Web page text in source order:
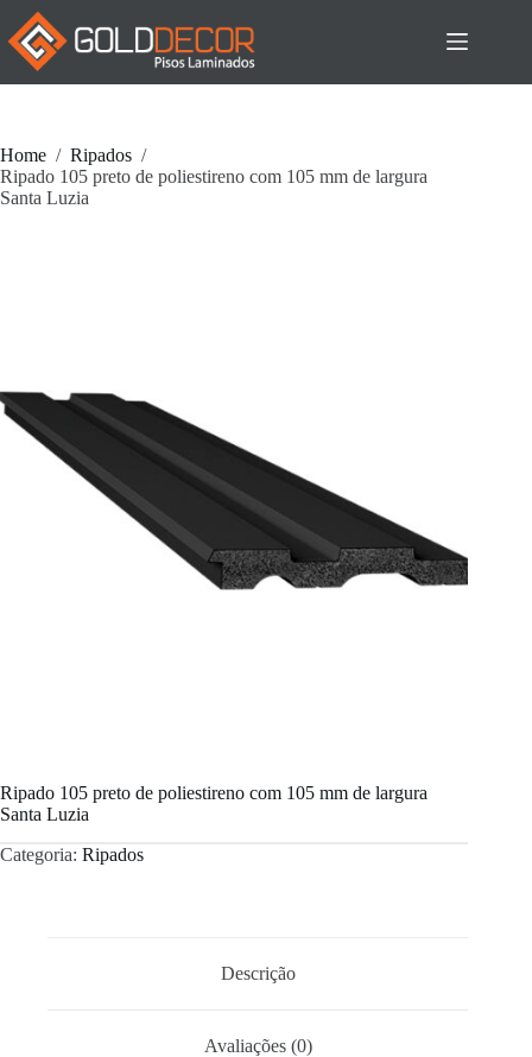
Pular
para
conteúdo
Home / Ripados /
Ripado 105 preto de poliestireno com 105 mm de largura
Santa Luzia
Ripado 105 preto de poliestireno com 105 mm de largura
Santa Luzia
Categoria: Ripados
Descrição
Avaliações (0)